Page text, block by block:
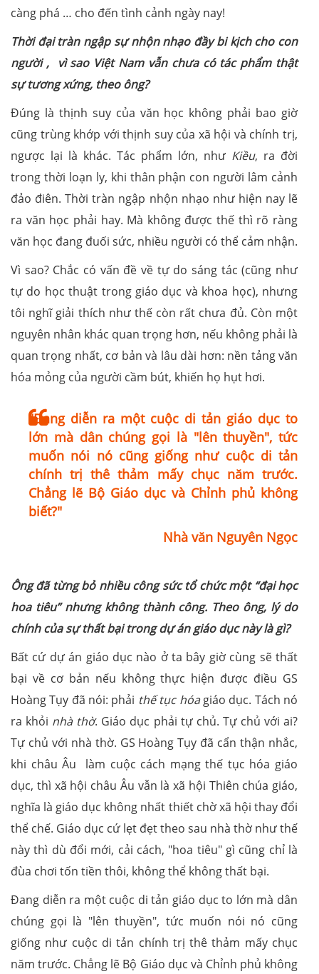
càng phá … cho đến tình cảnh ngày nay!
Thời đại tràn ngập sự nhộn nhạo đầy bi kịch cho con
người , vì sao Việt Nam vẫn chưa có tác phẩm thật
sự tương xứng, theo ông?
Đúng là thịnh suy của văn học không phải bao giờ
cũng trùng khớp với thịnh suy của xã hội và chính trị,
ngược lại là khác. Tác phẩm lớn, như Kiều, ra đời
trong thời loạn ly, khi thân phận con người lâm cảnh
đảo điên. Thời tràn ngập nhộn nhạo như hiện nay lẽ
ra văn học phải hay. Mà không được thế thì rõ ràng
văn học đang đuối sức, nhiều người có thể cảm nhận.
Vì sao? Chắc có vấn đề về tự do sáng tác (cũng như
tự do học thuật trong giáo dục và khoa học), nhưng
tôi nghĩ giải thích như thế còn rất chưa đủ. Còn một
nguyên nhân khác quan trọng hơn, nếu không phải là
quan trọng nhất, cơ bản và lâu dài hơn: nền tảng văn
hóa mỏng của người cầm bút, khiến họ hụt hơi.
"Đang diễn ra một cuộc di tản giáo dục to
lớn mà dân chúng gọi là "lên thuyền", tức
muốn nói nó cũng giống như cuộc di tản
chính trị thê thảm mấy chục năm trước.
Chẳng lẽ Bộ Giáo dục và Chỉnh phủ không
biết?"
Nhà văn Nguyên Ngọc
Ông đã từng bỏ nhiều công sức tổ chức một “đại học
hoa tiêu” nhưng không thành công. Theo ông, lý do
chính của sự thất bại trong dự án giáo dục này là gì?
Bất cứ dự án giáo dục nào ở ta bây giờ cùng sẽ thất
bại về cơ bản nếu không thực hiện được điều GS
Hoàng Tụy đã nói: phải thế tục hóagiáo dục. Tách nó
ra khỏi nhà thờ. Giáo dục phải tự chủ. Tự chủ với ai?
Tự chủ với nhà thờ. GS Hoàng Tụy đã cẩn thận nhắc,
khi châu Âu làm cuộc cách mạng thế tục hóa giáo
dục, thì xã hội châu Âu vẫn là xã hội Thiên chúa giáo,
nghĩa là giáo dục không nhất thiết chờ xã hội thay đổi
thể chế. Giáo dục cứ lẹt đẹt theo sau nhà thờ như thế
này thì dù đổi mới, cải cách, "hoa tiêu" gì cũng chỉ là
đùa chơi tốn tiền thôi, không thể không thất bại.
Đang diễn ra một cuộc di tản giáo dục to lớn mà dân
chúng gọi là "lên thuyền", tức muốn nói nó cũng
giống như cuộc di tản chính trị thê thảm mấy chục
năm trước. Chẳng lẽ Bộ Giáo dục và Chỉnh phủ không